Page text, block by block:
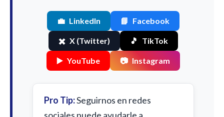
💼 LinkedIn 📘 Facebook
✖️ X (Twitter) 🎵 TikTok
▶️ YouTube 📷 Instagram
Pro Tip:Seguirnos en redes